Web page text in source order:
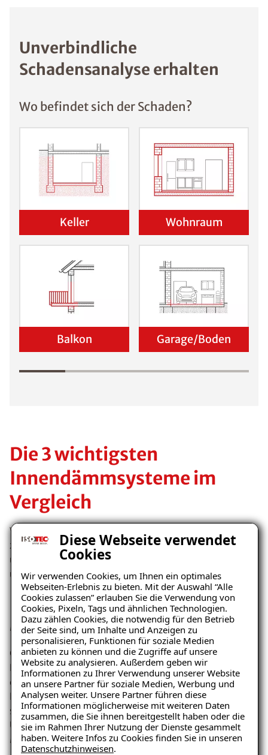
Diese Webseite verwendet
Cookies
Wir verwenden Cookies, um Ihnen ein optimales
Webseiten-Erlebnis zu bieten. Mit der Auswahl “Alle
Cookies zulassen” erlauben Sie die Verwendung von
Cookies, Pixeln, Tags und ähnlichen Technologien.
Dazu zählen Cookies, die notwendig für den Betrieb
der Seite sind, um Inhalte und Anzeigen zu
personalisieren, Funktionen für soziale Medien
anbieten zu können und die Zugriffe auf unsere
Website zu analysieren. Außerdem geben wir
Informationen zu Ihrer Verwendung unserer Website
an unsere Partner für soziale Medien, Werbung und
Analysen weiter. Unsere Partner führen diese
Informationen möglicherweise mit weiteren Daten
zusammen, die Sie ihnen bereitgestellt haben oder die
sie im Rahmen Ihrer Nutzung der Dienste gesammelt
haben. Weitere Infos zu Cookies finden Sie in unseren
Datenschutzhinweisen.
Unverbindliche
Schadensanalyse erhalten
Wo befindet sich der Schaden?
Keller Wohnraum
Balkon Garage/Boden
Die 3 wichtigsten
Innendämmsysteme im
Vergleich
Wir haben die drei wichtigsten Systeme
zusammengestellt, sie sich in diffusionsbremsende
und diffusionsoffene (kapillaraktive) Systeme
unterscheiden lassen.
Innendämmung mit
Mineralwolle
Glaswolle und Steinwolle verfügen über grossartige
Dämmeigenschaften, jedoch kann Mineralwolle nur
dort als Dämmstoff eingesetzt werden, wo keine
Feuchtigkeit eindringt. Wird sie einmal feucht, verliert
sie ihre Dämmwirkung und somit ihre Effektivität.
Unter extrem hoher Feuchtigkeitsbelastung fällt
Mineralwolle sogar in sich zusammen.